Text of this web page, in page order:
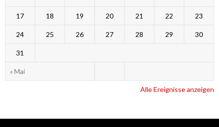
« Mai
17 18 19 20 21 22 23
24 25 26 27 28 29 30
31
Alle Ereignisse anzeigen